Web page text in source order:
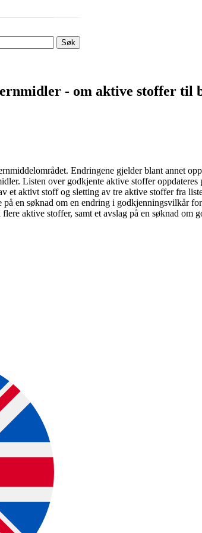
Søk
- om aktive stoffer til
Endringene gjelder blant annet
Listen over godkjente aktive stoffer oppdateres
et aktivt stoff og sletting av tre aktive stoffer fra
en søknad om en endring i godkjenningsvilkår
aktive stoffer, samt et avslag på en søknad om